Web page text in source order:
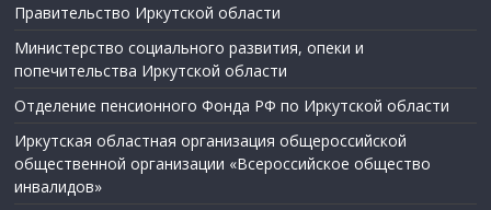
Правительство Иркутской области
Министерство социального развития, опеки и
попечительства Иркутской области
Отделение пенсионного Фонда РФ по Иркутской области
Иркутская областная организация общероссийской
общественной организации «Всероссийское общество
инвалидов»